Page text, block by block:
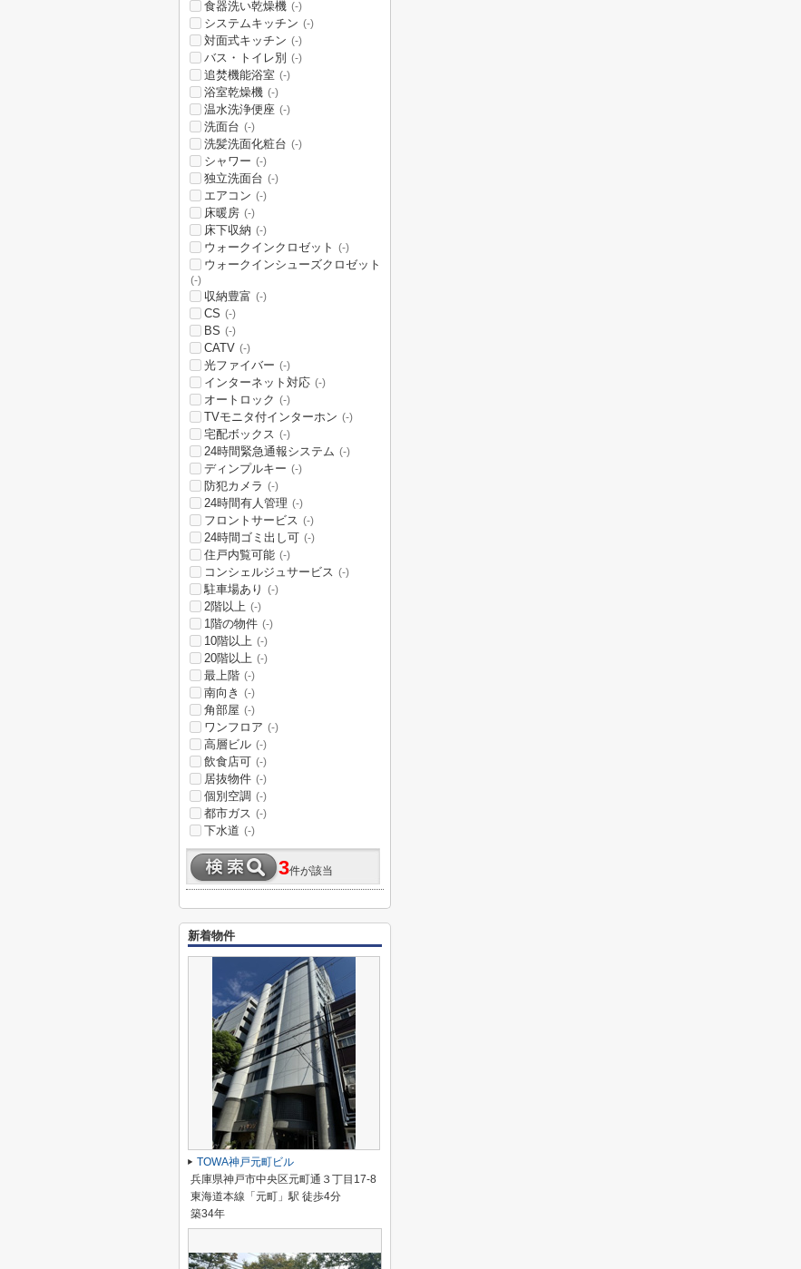
食器洗い乾燥機 (-)
システムキッチン (-)
対面式キッチン (-)
バス・トイレ別 (-)
追焚機能浴室 (-)
浴室乾燥機 (-)
温水洗浄便座 (-)
洗面台 (-)
洗髪洗面化粧台 (-)
シャワー (-)
独立洗面台 (-)
エアコン (-)
床暖房 (-)
床下収納 (-)
ウォークインクロゼット (-)
ウォークインシューズクロゼット
(-)
収納豊富 (-)
CS (-)
BS (-)
CATV (-)
光ファイバー (-)
インターネット対応 (-)
オートロック (-)
TVモニタ付インターホン (-)
宅配ボックス (-)
24時間緊急通報システム (-)
ディンプルキー (-)
防犯カメラ (-)
24時間有人管理 (-)
フロントサービス (-)
24時間ゴミ出し可 (-)
住戸内覧可能 (-)
コンシェルジュサービス (-)
駐車場あり (-)
2階以上 (-)
1階の物件 (-)
10階以上 (-)
20階以上 (-)
最上階 (-)
南向き (-)
角部屋 (-)
ワンフロア (-)
高層ビル (-)
飲食店可 (-)
居抜物件 (-)
個別空調 (-)
都市ガス (-)
下水道 (-)
3件が該当
新着物件
TOWA神戸元町ビル
兵庫県神戸市中央区元町通３丁目17-8
東海道本線「元町」駅 徒歩4分
築34年